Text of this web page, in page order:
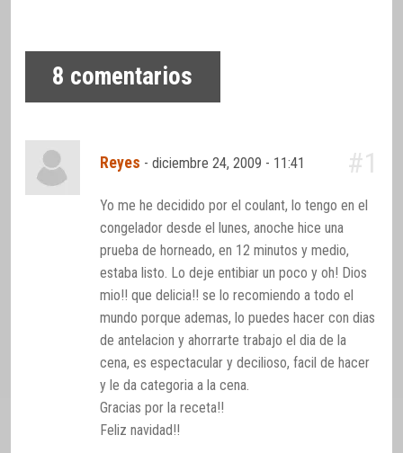
8 comentarios
Reyes -diciembre 24, 2009 - 11:41 #1
Yo me he decidido por el coulant, lo tengo en el
congelador desde el lunes, anoche hice una
prueba de horneado, en 12 minutos y medio,
estaba listo. Lo deje entibiar un poco y oh! Dios
mio!! que delicia!! se lo recomiendo a todo el
mundo porque ademas, lo puedes hacer con dias
de antelacion y ahorrarte trabajo el dia de la
cena, es espectacular y decilioso, facil de hacer
y le da categoria a la cena.
Gracias por la receta!!
Feliz navidad!!